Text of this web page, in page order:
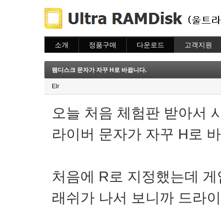
소개 정품구매
주문조회
이용안내
다운로드 고객지원
질문하기
램디스크 문자가 자꾸 H로 바뀝니다.
Elr
오늘 처음 체험판 받아서
라이버 문자가 자꾸 H로
처음에 R로 지정했는데
래쉬가 나서 보니까 드라